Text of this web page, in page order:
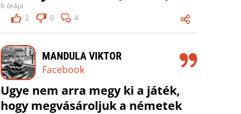
6 órája
2
0 4
MANDULA VIKTOR
Facebook
Ugye nem arra megy ki a játék,
hogy megvásároljuk a németek